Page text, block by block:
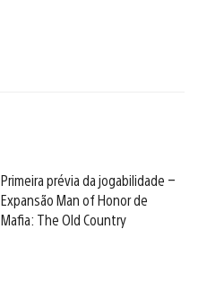
Primeira prévia da jogabilidade –
Expansão Man of Honor de
Mafia: The Old Country